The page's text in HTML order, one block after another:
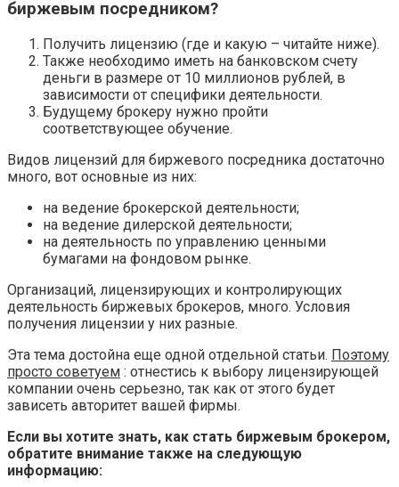
биржевым посредником?
Получить лицензию (где и какую – читайте ниже).
Также необходимо иметь на банковском счету
деньги в размере от 10 миллионов рублей, в
зависимости от специфики деятельности.
Будущему брокеру нужно пройти
соответствующее обучение.
Видов лицензий для биржевого посредника достаточно
много, вот основные из них:
на ведение брокерской деятельности;
на ведение дилерской деятельности;
на деятельность по управлению ценными
бумагами на фондовом рынке.
Организаций, лицензирующих и контролирующих
деятельность биржевых брокеров, много. Условия
получения лицензии у них разные.
Эта тема достойна еще одной отдельной статьи. Поэтому
просто советуем : отнестись к выбору лицензирующей
компании очень серьезно, так как от этого будет
зависеть авторитет вашей фирмы.
Если вы хотите знать, как стать биржевым брокером,
обратите внимание также на следующую
информацию: